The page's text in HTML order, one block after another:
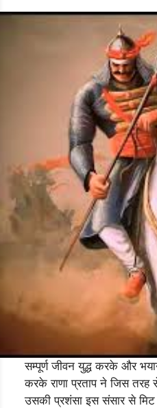
सम्पूर्ण जीवन युद्ध करके और
करके राणा प्रताप ने जिस तरह
उसकी प्रशंसा इस संसार से मिट